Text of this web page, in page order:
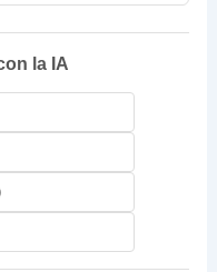
la IA